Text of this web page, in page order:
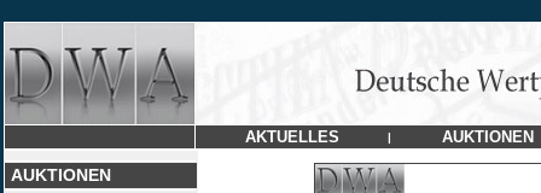
AKTUELLES | AUKTIONEN
AUKTIONEN